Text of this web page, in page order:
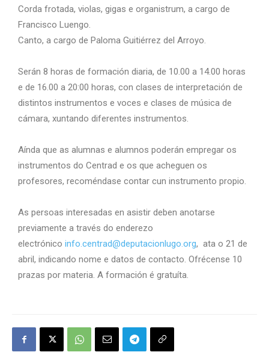
Corda frotada, violas, gigas e organistrum, a cargo de
Francisco Luengo.
Canto, a cargo de Paloma Guitiérrez del Arroyo.
Serán 8 horas de formación diaria, de 10.00 a 14.00 horas
e de 16.00 a 20:00 horas, con clases de interpretación de
distintos instrumentos e voces e clases de música de
cámara, xuntando diferentes instrumentos.
Aínda que as alumnas e alumnos poderán empregar os
instrumentos do Centrad e os que acheguen os
profesores, recoméndase contar cun instrumento propio.
As persoas interesadas en asistir deben anotarse
previamente a través do enderezo
electrónico info.centrad@deputacionlugo.org, ata o 21 de
abril, indicando nome e datos de contacto. Ofrécense 10
prazas por materia. A formación é gratuíta.